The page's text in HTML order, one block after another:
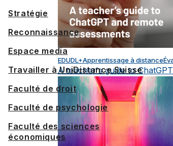
Stratégie
Reconnaissance
Espace media
Travailler à UniDistance Suisse
Faculté de droit
Faculté de psychologie
Faculté des sciences
économiques
EDUDL+Apprentissage à distance
A teacher's guide to